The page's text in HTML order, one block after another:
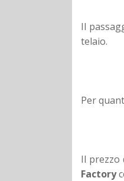
Il
telaio.
Per
Il prezzo
Factory